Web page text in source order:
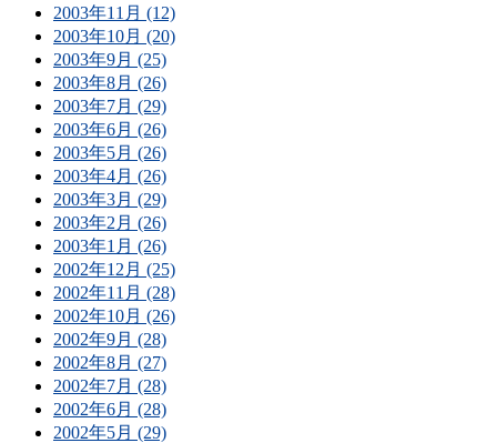
2003年11月 (12)
2003年10月 (20)
2003年9月 (25)
2003年8月 (26)
2003年7月 (29)
2003年6月 (26)
2003年5月 (26)
2003年4月 (26)
2003年3月 (29)
2003年2月 (26)
2003年1月 (26)
2002年12月 (25)
2002年11月 (28)
2002年10月 (26)
2002年9月 (28)
2002年8月 (27)
2002年7月 (28)
2002年6月 (28)
2002年5月 (29)